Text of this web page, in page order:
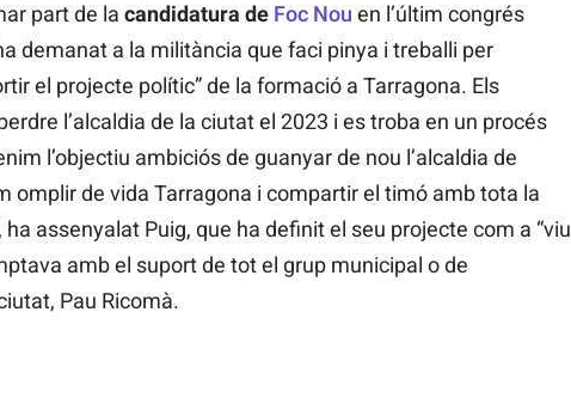
part de la candidatura de Foc Nou en l’últim congrés
demanat a la militància que faci pinya i treballi per
el projecte polític” de la formació a Tarragona. Els
l’alcaldia de la ciutat el 2023 i es troba en un procés
l’objectiu ambiciós de guanyar de nou l’alcaldia de
omplir de vida Tarragona i compartir el timó amb tota la
ha assenyalat Puig, que ha definit el seu projecte com a “viu
amb el suport de tot el grup municipal o de
Pau Ricomà.